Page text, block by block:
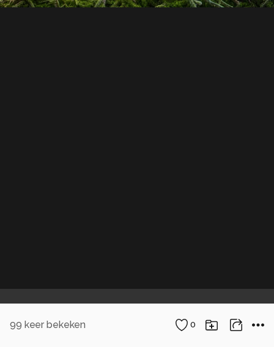
99 keer bekeken 0